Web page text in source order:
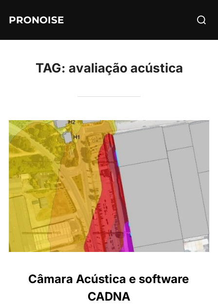
PRONOISE
Search
TAG: avaliação acústica
Câmara Acústica e software
CADNA